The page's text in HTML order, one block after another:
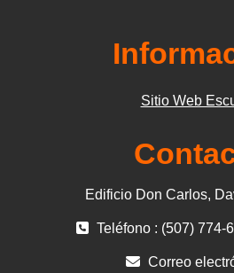
Sitio Web
Edificio Don Carlos,
Teléfono : (507) 774-
Correo